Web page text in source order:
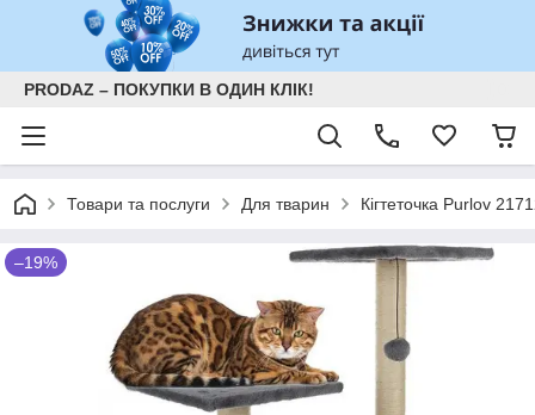
PRODAZ – ПОКУПКИ В ОДИН КЛІК!
Товари та послуги Для тварин Кігтеточка Purlov
–19%